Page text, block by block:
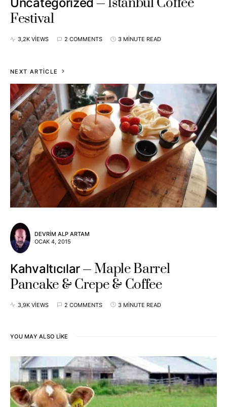
Uncategorized
İstanbul Coffee
Festival
3,2K VIEWS 2 COMMENTS 3 MINUTE READ
NEXT ARTICLE
DEVRIM ALP ARTAM
OCAK 4, 2015
Kahvaltıcılar
Maple Barrel
Pancake & Crepe & Coffee
3,9K VIEWS 2 COMMENTS 3 MINUTE READ
YOU MAY ALSO LIKE